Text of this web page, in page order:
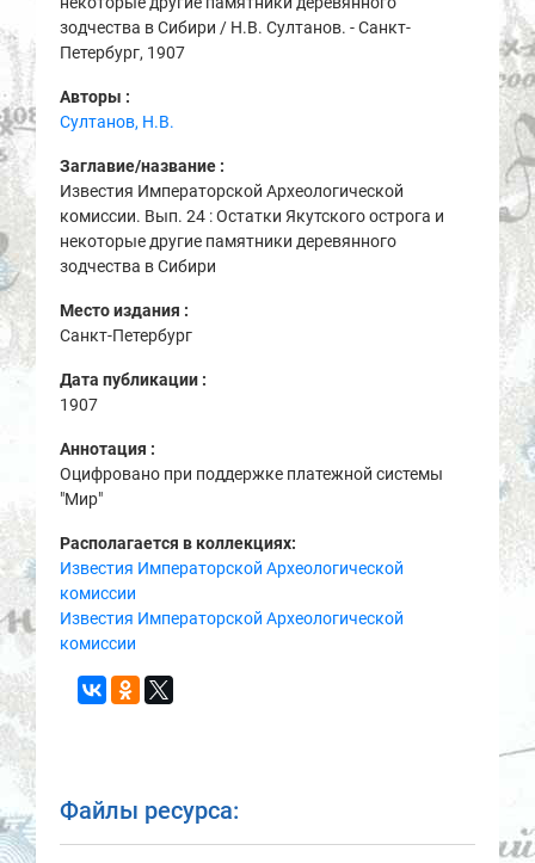
зодчества в Сибири / Н.В. Султанов. - Санкт-
Петербург, 1907
Авторы :
Султанов, Н.В.
Заглавие/название :
Известия Императорской Археологической
комиссии. Вып. 24 : Остатки Якутского острога и
некоторые другие памятники деревянного
зодчества в Сибири
Место издания :
Санкт-Петербург
Дата публикации :
1907
Аннотация :
Оцифровано при поддержке платежной системы
"Мир"
Располагается в коллекциях:
Известия Императорской Археологической
комиссии
Известия Императорской Археологической
комиссии
Файлы ресурса: